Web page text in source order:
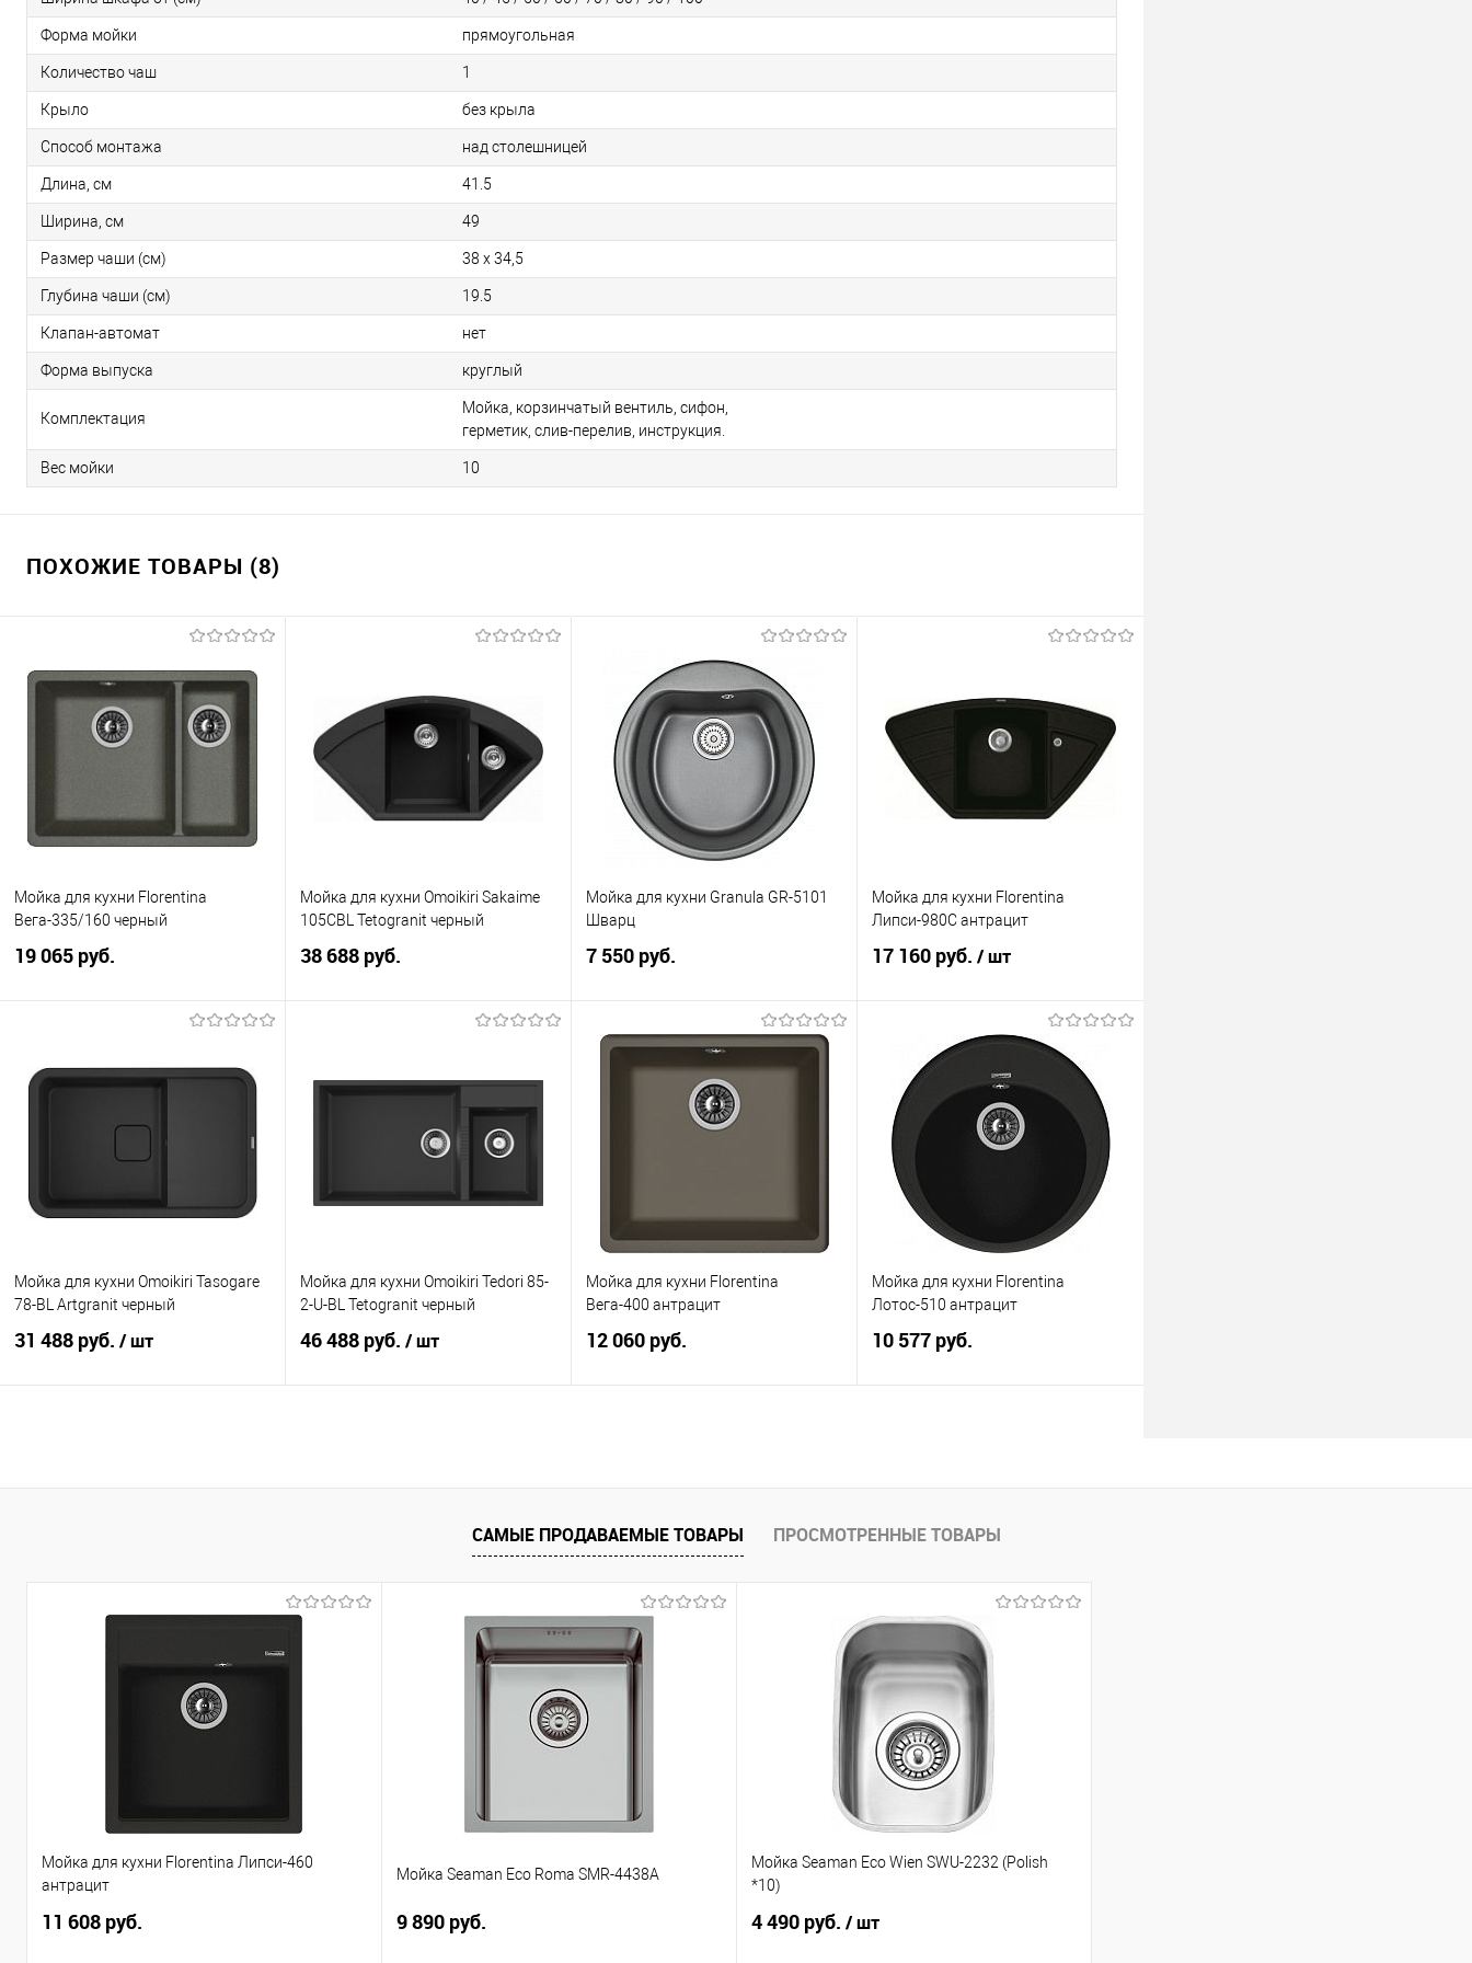
Форма мойки прямоугольная
Количество чаш 1
Крыло без крыла
Способ монтажа над столешницей
Длина, см 41.5
Ширина, см 49
Размер чаши (см) 38 х 34,5
Глубина чаши (см) 19.5
Клапан-автомат нет
Форма выпуска круглый
Комплектация
Мойка, корзинчатый вентиль, сифон,
герметик, слив-перелив, инструкция.
Вес мойки 10
ПОХОЖИЕ ТОВАРЫ (8)
Мойка для кухни Florentina
Вега-335/160 черный
19 065 руб.
В избранное К сравнению
Мойка для кухни Omoikiri Sakaime
105CBL Tetogranit черный
38 688 руб.
В избранное К сравнению
Мойка для кухни Granula GR-5101
Шварц
7 550 руб.
В корзину
Мойка для кухни Florentina
Липси-980С антрацит
17 160 руб. / шт
В корзину
В избранное К сравнению
Мойка для кухни Omoikiri Tasogare
78-BL Artgranit черный
31 488 руб. / шт
Мойка для кухни Omoikiri Tedori 85-
2-U-BL Tetogranit черный
46 488 руб. / шт
Мойка для кухни Florentina
Вега-400 антрацит
12 060 руб.
Мойка для кухни Florentina
Лотос-510 антрацит
10 577 руб.
САМЫЕ ПРОДАВАЕМЫЕ ТОВАРЫ ПРОСМОТРЕННЫЕ ТОВАРЫ
Мойка для кухни Florentina Липси-460
антрацит
11 608 руб.
Мойка Seaman Eco Roma SMR-4438A
9 890 руб.
Мойка Seaman Eco Wien SWU-2232 (Polish
*10)
4 490 руб. / шт